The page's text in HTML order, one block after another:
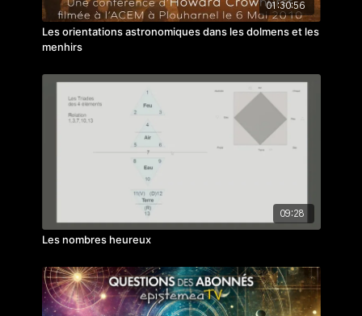
01:30:56
Les orientations astronomiques dans les dolmens et les
menhirs
09:28
Les nombres heureux